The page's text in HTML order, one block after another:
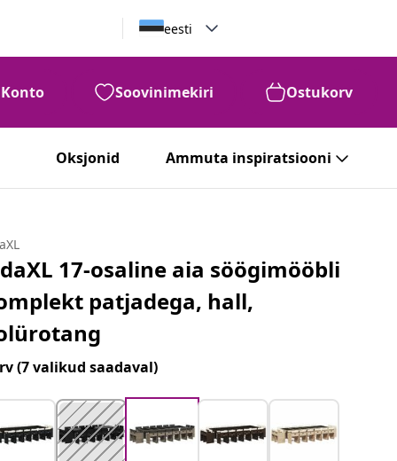
eesti
Konto Soovinimekiri Ostukorv
Oksjonid Ammuta inspiratsiooni
17-osaline aia söögimööbli
patjadega, hall,
(7 valikud saadaval)